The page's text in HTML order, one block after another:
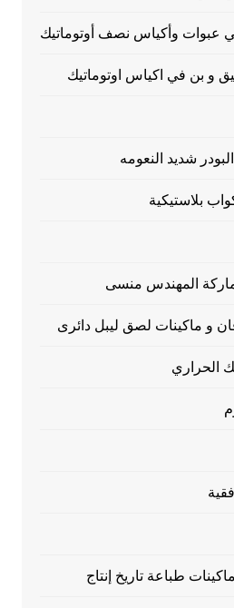
عبوات وأكياس نصف أوتوماتيك
و بن في اكياس اوتوماتيك
شديد النعومه
بلاستيكية
ماركة المهندس منسى
و ماكينات لصق ليبل دائرى
الحراري
طباعة تاريخ إنتاج